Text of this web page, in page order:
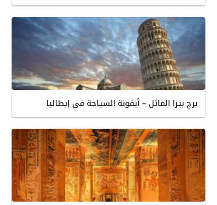
برج بيزا المائل – أيقونة السياحة في إيطاليا